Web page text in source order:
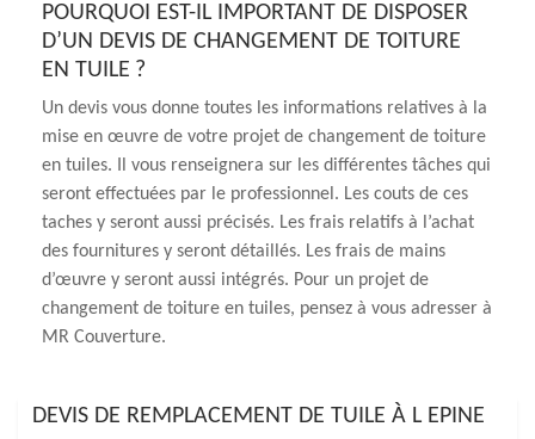
POURQUOI EST-IL IMPORTANT DE DISPOSER
D’UN DEVIS DE CHANGEMENT DE TOITURE
EN TUILE ?
Un devis vous donne toutes les informations relatives à la
mise en œuvre de votre projet de changement de toiture
en tuiles. Il vous renseignera sur les différentes tâches qui
seront effectuées par le professionnel. Les couts de ces
taches y seront aussi précisés. Les frais relatifs à l’achat
des fournitures y seront détaillés. Les frais de mains
d’œuvre y seront aussi intégrés. Pour un projet de
changement de toiture en tuiles, pensez à vous adresser à
MR Couverture.
DEVIS DE REMPLACEMENT DE TUILE À L EPINE